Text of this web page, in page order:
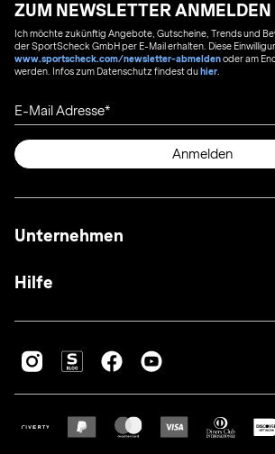
ZUM NEWSLETTER ANMELDEN
Ich möchte zukünftig Angebote, Gutscheine, Trends und
der SportScheck GmbH per E-Mail erhalten. Diese
www.sportscheck.com/newsletter-abmeldenoder am
werden. Infos zum Datenschutz findest duhier
E-Mail Adresse
Anmelden
Unternehmen
Hilfe